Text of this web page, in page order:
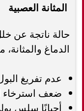
المثانة العصبية
حالة ناتجة عن
الدماغ
عدم تفريغ
ضعف استرخاء
أحيانًا سلس